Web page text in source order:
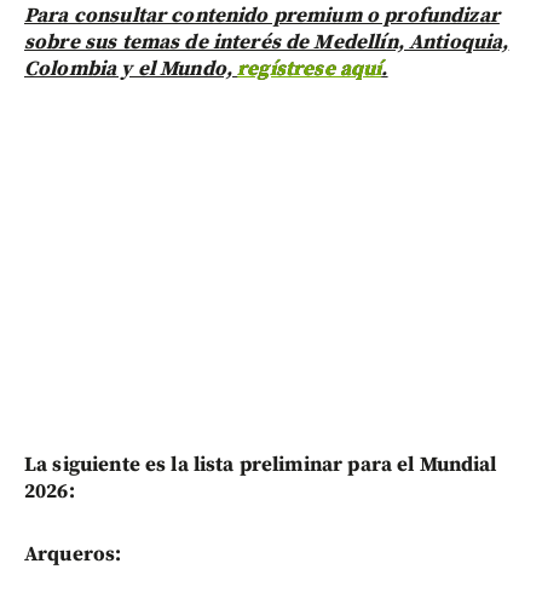
Para consultar contenido premium o profundizar
sobre sus temas de interés de Medellín, Antioquia,
Colombia y el Mundo,regístrese aquí.
La siguiente es la lista preliminar para el Mundial
2026:
Arqueros: